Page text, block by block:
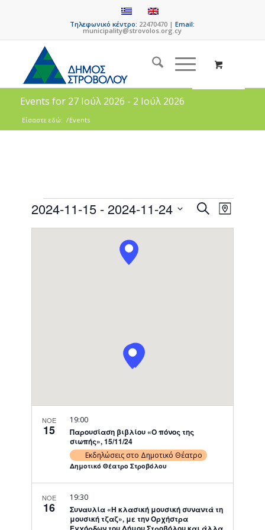
Τηλεφωνικό κέντρο: 22470470 |Email:
municipality@strovolos.org.cy
Events for 27 Ιούλ 2026 - 2 Ιούλ 2026
Είσαστε εδώ: /Events
Events
Search
SearchEvent
Views
Map
2024-11-15 - 2024-11-24
ΝΟΕ
15
Παρουσίαση βιβλίου «Ο πόνος της
σιωπής», 15/11/24
19:00
Εκδηλώσεις στο Δημοτικό Θέατρο
Δημοτικό Θέατρο Στροβόλου
ΝΟΕ
16
Συναυλία «Η κλασική μουσική συναντά τη
μουσική τζαζ», με την Ορχήστρα
19:30